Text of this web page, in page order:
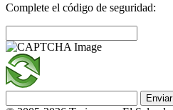
Complete el código de seguridad:
Enviar